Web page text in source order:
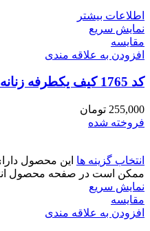
اطلاعات بیشتر
نمایش سریع
مقايسه
افزودن به علاقه مندی
کد 1765 کیف یکطرفه زنانه دیور
255,000 تومان
فروخته شده
انتخاب گزینه ها این محصول
ممکن است در صفحه محصول
نمایش سریع
مقايسه
افزودن به علاقه مندی